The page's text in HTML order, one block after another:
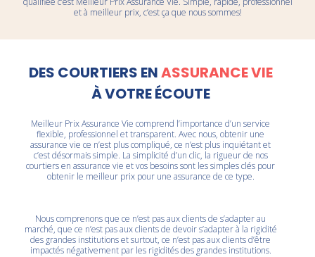
et à meilleur prix, c’est ça que nous sommes!
DES COURTIERS ENASSURANCE VIE
À VOTRE ÉCOUTE
Meilleur Prix Assurance Vie comprend l’importance d’unservice
flexible, professionnel et transparent. Avec nous, obtenir une
assurance vie ce n’est plus compliqué, ce n’est plus inquiétant et
c’est désormais simple. La simplicité d’un clic, la rigueur de nos
courtiers en assurance vie et vos besoins sont les simples clés pour
obtenir le meilleur prix pour une assurance de ce type.
Nous comprenons que ce n’est pas aux clients de s’adapter au
marché, que ce n’est pas aux clients de devoir s’adapter à la rigidité
des grandes institutions et surtout, ce n’est pas aux clients d’être
impactés négativement par les rigidités des grandes institutions.